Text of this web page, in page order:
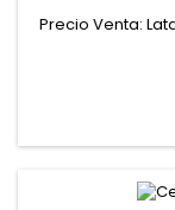
Precio Venta: